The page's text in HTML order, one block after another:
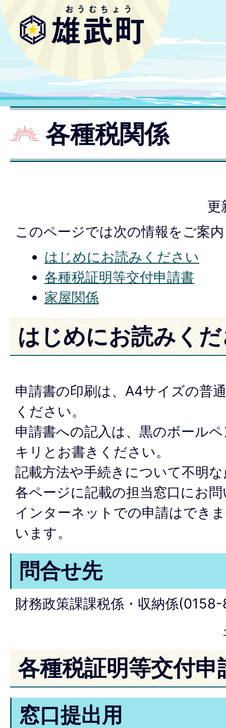
各種税関係
更
このページでは次の情報をご案
はじめにお読みください
各種税証明等交付申請書
家屋関係
はじめにお読みく
申請書の印刷は、A4サイズの普
ください。
申請書への記入は、黒のボール
キリとお書きください。
記載方法や手続きについて不明
各ページに記載の担当窓口にお
インターネットでの申請はでき
います。
問合せ先
財務政策課課税係・収納係
各種税証明等交付申
窓口提出用